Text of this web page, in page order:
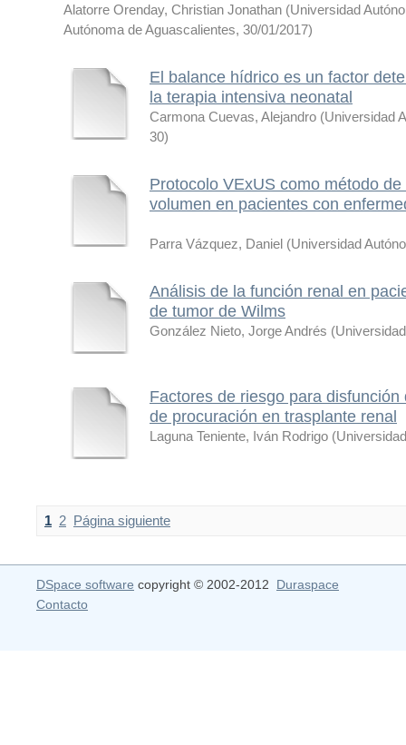
Alatorre Orenday, Christian Jonathan (Universidad
Autónoma de Aguascalientes, 30/01/2017)
El balance hídrico es un factor
la terapia intensiva neonatal
Carmona Cuevas, Alejandro (Universidad
30)
Protocolo VExUS como método
volumen en pacientes con
Parra Vázquez, Daniel (Universidad
Análisis de la función renal en
de tumor de Wilms
González Nieto, Jorge Andrés (
Factores de riesgo para
de procuración en trasplante renal
Laguna Teniente, Iván Rodrigo (
1 2 Página siguiente
DSpace software copyright © 2002-2012 Duraspace
Contacto